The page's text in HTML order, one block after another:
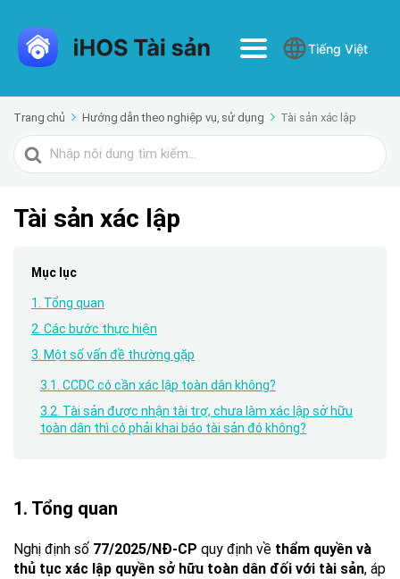
Tiếng Việt
Trang chủ Hướng dẫn theo nghiệp vụ, sử dụng Tài sản xác lập
Tìm
kiếm
Tài sản xác lập
Mục lục
1. Tổng quan
2. Các bước thực hiện
3. Một số vấn đề thường gặp
3.1. CCDC có cần xác lập toàn dân không?
3.2. Tài sản được nhận tài trợ, chưa làm xác lập sở hữu
toàn dân thì có phải khai báo tài sản đó không?
1. Tổng quan
Nghị định số 77/2025/NĐ-CP quy định về thẩm quyền và
thủ tục xác lập quyền sở hữu toàn dân đối với tài sản, áp